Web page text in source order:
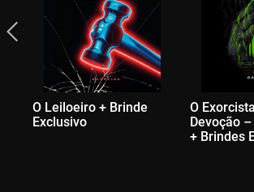
O Leiloeiro + Brinde
Exclusivo
O
Devoção
+ Brindes